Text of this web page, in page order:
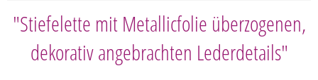
"Stiefelette mit Metallicfolie überzogenen,
dekorativ angebrachten Lederdetails"